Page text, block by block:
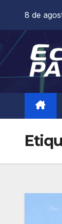
contenido
8 de